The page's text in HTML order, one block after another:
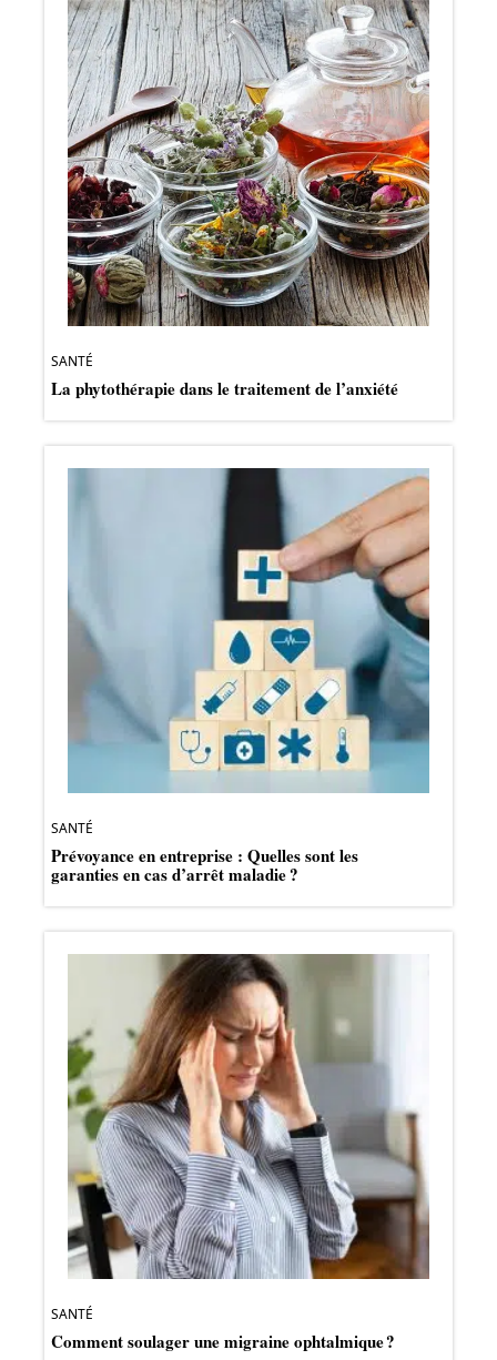
SANTÉ
La phytothérapie dans le traitement de l’anxiété
SANTÉ
Prévoyance en entreprise : Quelles sont les
garanties en cas d’arrêt maladie ?
SANTÉ
Comment soulager une migraine ophtalmique ?